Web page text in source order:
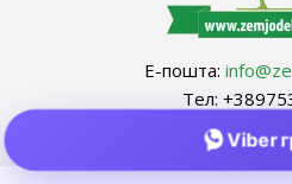
Е-пошта:
Тел:
Viber